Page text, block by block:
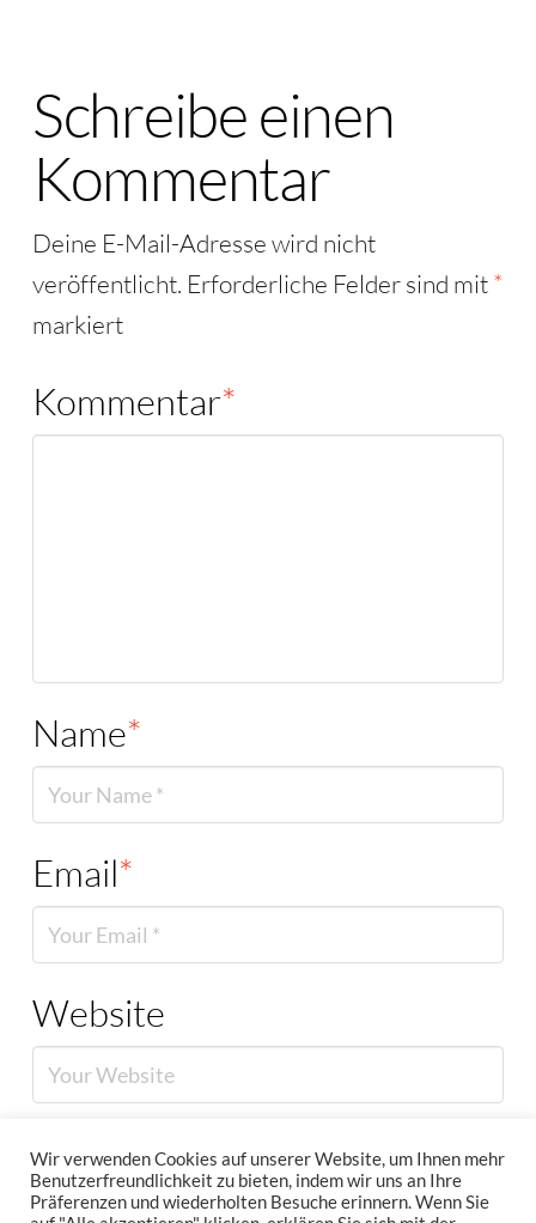
Schreibe einen
Kommentar
Deine E-Mail-Adresse wird nicht
veröffentlicht. Erforderliche Felder sind mit*
markiert
Kommentar*
Name*
Email*
Website
Wir verwenden Cookies auf unserer Website, um Ihnen mehr
Benutzerfreundlichkeit zu bieten, indem wir uns an Ihre
Präferenzen und wiederholten Besuche erinnern. Wenn Sie